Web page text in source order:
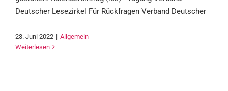
Deutscher Lesezirkel Für Rückfragen Verband Deutscher
23. Juni 2022 | Allgemein
Weiterlesen